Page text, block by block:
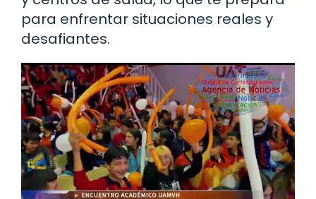
para enfrentar situaciones reales y
desafiantes.